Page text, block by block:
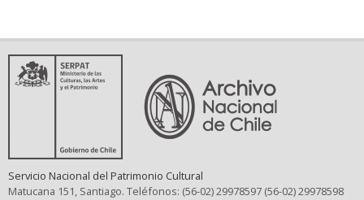
Servicio Nacional del Patrimonio Cultural
Matucana 151, Santiago. Teléfonos: (56-02) 29978597 (56-02) 29978598